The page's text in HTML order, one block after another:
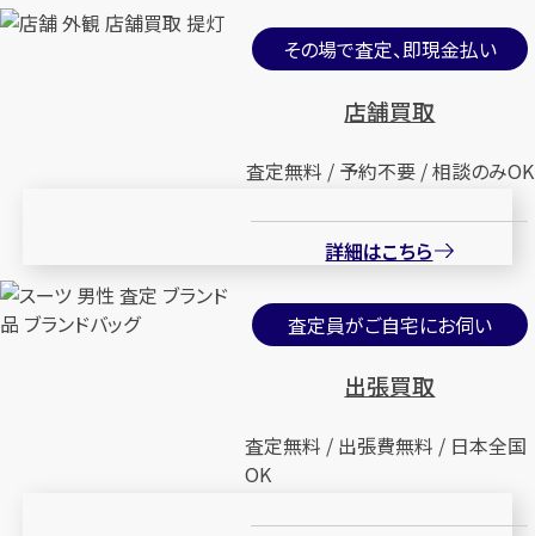
その場で査定、即現金払い
店舗買取
査定無料 / 予約不要 / 相談のみOK
詳細はこちら
査定員がご自宅にお伺い
出張買取
査定無料 / 出張費無料 / 日本全国
OK